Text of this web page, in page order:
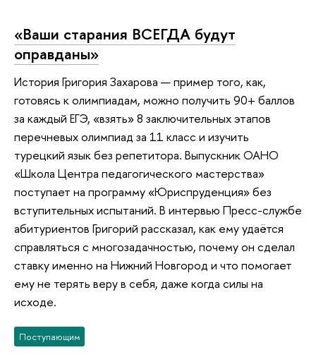
«Ваши старания ВСЕГДА будут
оправданы»
История Григория Захарова — пример того, как,
готовясь к олимпиадам, можно получить 90+ баллов
за каждый ЕГЭ, «взять» 8 заключительных этапов
перечневых олимпиад за 11 класс и изучить
турецкий язык без репетитора. Выпускник ОАНО
«Школа Центра педагогического мастерства»
поступает на программу «Юриспруденция» без
вступительных испытаний. В интервью Пресс-службе
абитуриентов Григорий рассказал, как ему удаётся
справляться с многозадачностью, почему он сделал
ставку именно на Нижний Новгород и что помогает
ему не терять веру в себя, даже когда силы на
исходе.
Поступающим